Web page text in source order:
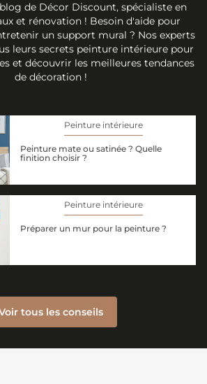
de Décor Discount, spécialiste en
et rénovation ! Besoin d'aide pour
un support mural ? Nos experts
leurs secrets peinture intérieure pour
et découvrir les meilleures tendances
de décoration !
Peinture intérieure
Peinture mate ou satinée ? Quelle
finition choisir ?
Peinture intérieure
Préparer un mur pour la peinture ?
tous les conseils